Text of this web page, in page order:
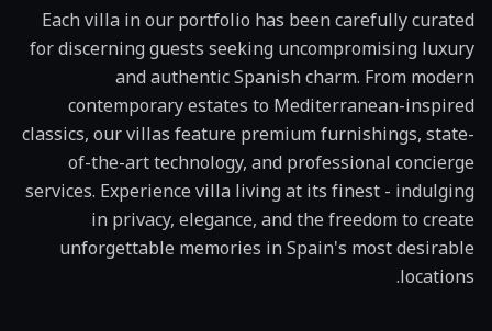
Each villa in our portfolio has been carefully curated
for discerning guests seeking uncompromising luxury
and authentic Spanish charm. From modern
contemporary estates to Mediterranean-inspired
classics, our villas feature premium furnishings, state-
of-the-art technology, and professional concierge
services. Experience villa living at its finest - indulging
in privacy, elegance, and the freedom to create
unforgettable memories in Spain's most desirable
locations.